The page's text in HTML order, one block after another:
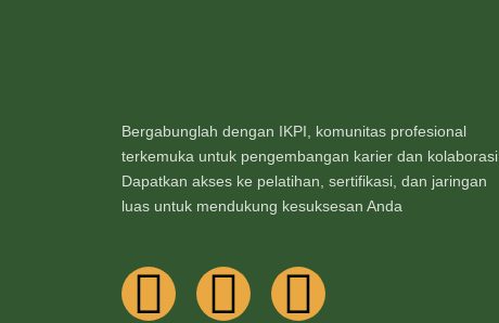
Bergabunglah dengan IKPI, komunitas profesional
terkemuka untuk pengembangan karier dan kolaborasi.
Dapatkan akses ke pelatihan, sertifikasi, dan jaringan
luas untuk mendukung kesuksesan Anda
F
I
Y